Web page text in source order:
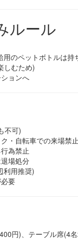
ルール
のペットボトルは持
しむため)
ョンへ
不可)
・自転車での来場禁止
為禁止
場処分
利用推奨)
要
円)、テーブル席(4